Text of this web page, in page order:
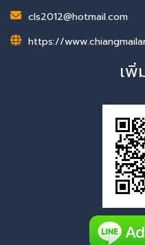
cls2012@hotmail.com
https://
เพิ่